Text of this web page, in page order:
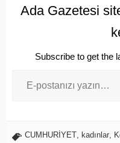
Ada Gazetesi
Subscribe to get the
CUMHURİYET, kadınlar,